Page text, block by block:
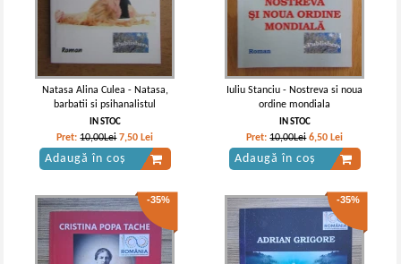
Natasa Alina Culea - Natasa,
barbatii si psihanalistul
IN STOC
Pret:10,00Lei 7,50 Lei
Adaugă în coș
Iuliu Stanciu - Nostreva si noua
ordine mondiala
IN STOC
Pret:10,00Lei 6,50 Lei
Adaugă în coș
-35% -35%